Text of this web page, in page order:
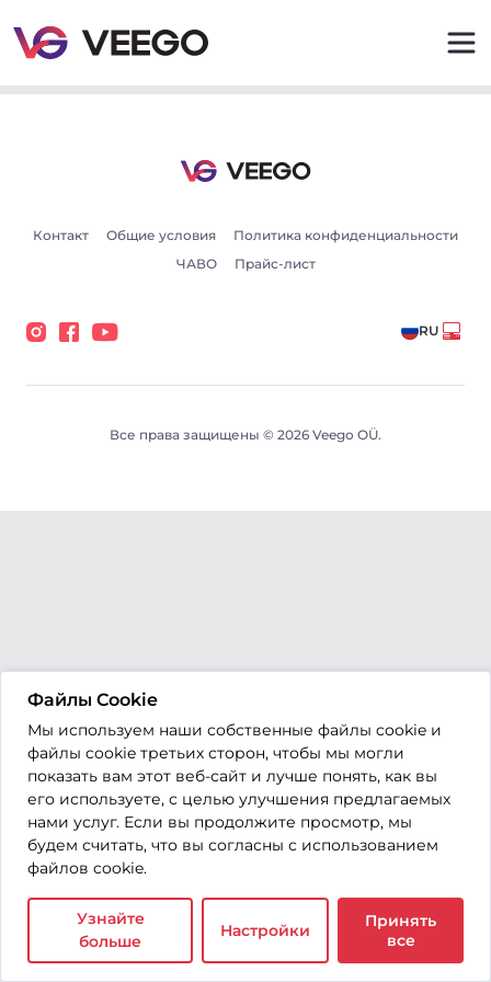
Файлы Cookie
Мы используем наши собственные файлы cookie и
файлы cookie третьих сторон, чтобы мы могли
показать вам этот веб-сайт и лучше понять, как вы
его используете, с целью улучшения предлагаемых
нами услуг. Если вы продолжите просмотр, мы
будем считать, что вы согласны с использованием
файлов cookie.
Узнайте
больше
Настройки
Принять
все
Контакт Общие условия
Политика конфиденциальности
ЧАВО
Прайс-лист
RU
Все права защищены © 2026 Veego OÜ.